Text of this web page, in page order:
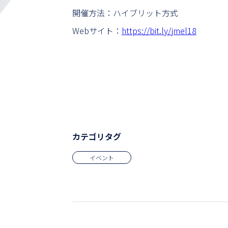
開催方法：ハイブリット方式
Webサイト： https://bit.ly/jmel18
カテゴリタグ
イベント